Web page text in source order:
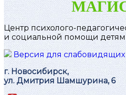
Центр психолого-
и социальной помощи детям
Версия для слабовидящих
г. Новосибирск,
ул. Дмитрия Шамшурина, 6